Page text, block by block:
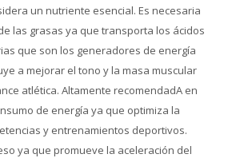
un nutriente esencial. Es necesaria
las grasas ya que transporta los ácidos
que son los generadores de energía
a mejorar el tono y la masa muscular
atlética. Altamente recomendadA en
de energía ya que optimiza la
y entrenamientos deportivos.
ya que promueve la aceleración del